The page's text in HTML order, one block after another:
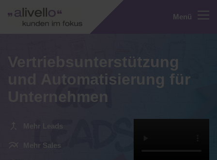
Menü
Vertriebsunterstützung
und Automatisierung für
Unternehmen
Mehr Leads
Mehr Sales